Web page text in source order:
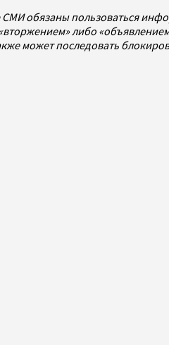
обязаны пользоваться
либо
может последовать